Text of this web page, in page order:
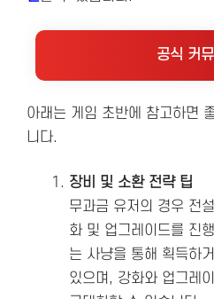
공식 커
아래는 게임 초반에 참고하면
니다.
장비 및 소환 전략 팁
무과금 유저의 경우 전
화 및 업그레이드를 진
는 사냥을 통해 획득하
있으며, 강화와 업그레